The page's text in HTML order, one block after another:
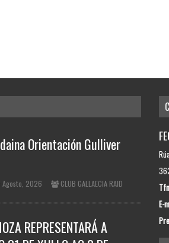
Orientación Gulliver
Agosto, 2026 CLUB GALLAECIA RAID
REPRESENTARÁ A
E-